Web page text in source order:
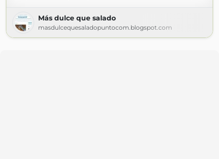
Más dulce que salado
masdulcequesaladopuntocom.blogspot.com